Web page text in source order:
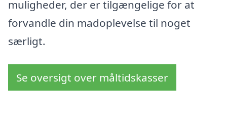
muligheder, der er tilgængelige for at
forvandle din madoplevelse til noget
særligt.
Se oversigt over måltidskasser